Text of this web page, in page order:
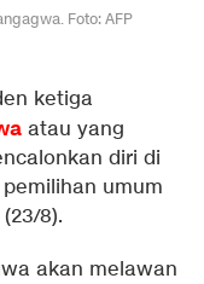
Foto: AFP
ketiga
atau yang
diri di
umum
8).
akan melawan